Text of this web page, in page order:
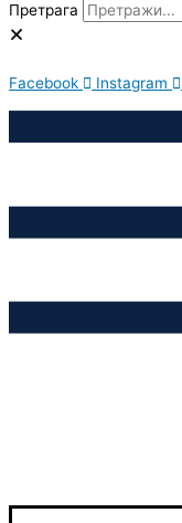
Претрага
Facebook Instagram